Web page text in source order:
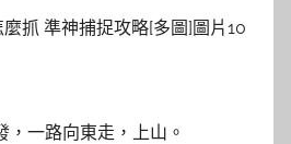
，一路向東走，上山。